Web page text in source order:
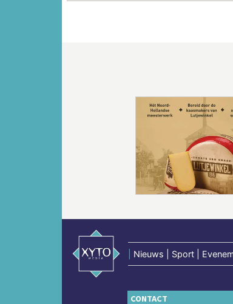
Nieuws | Sport |
CONTACT